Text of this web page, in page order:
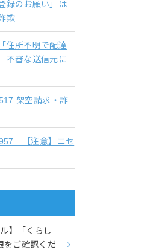
録のお願い」は
欺
住所不明で配達
不審な送信元に
架空請求・詐
【注意】ニセ
】「くらし
をご確認くだ